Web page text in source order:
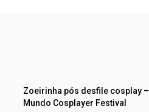
Zoeirinha pós desfile cosplay –
Mundo Cosplayer Festival